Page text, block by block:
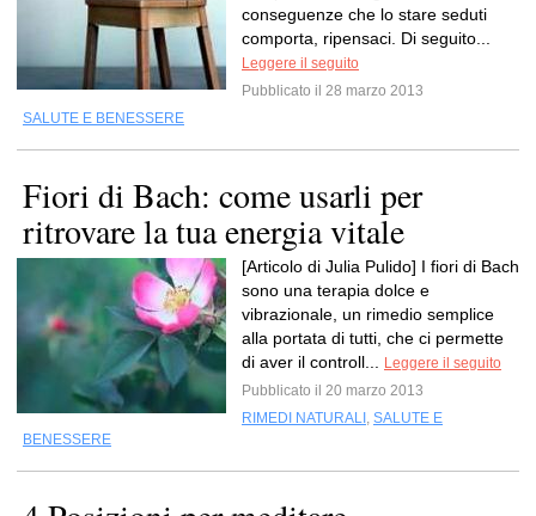
conseguenze che lo stare seduti
comporta, ripensaci. Di seguito...
Leggere il seguito
Pubblicato il 28 marzo 2013
SALUTE E BENESSERE
Fiori di Bach: come usarli per
ritrovare la tua energia vitale
[Articolo di Julia Pulido] I fiori di Bach
sono una terapia dolce e
vibrazionale, un rimedio semplice
alla portata di tutti, che ci permette
di aver il controll...
Leggere il seguito
Pubblicato il 20 marzo 2013
RIMEDI NATURALI , SALUTE E
BENESSERE